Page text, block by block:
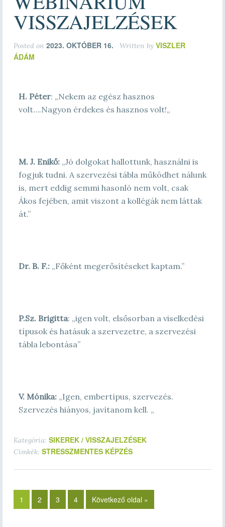
VISSZAJELZÉSEK
Posted on 2023. OKTÓBER 16. Written by VISZLER
ÁDÁM
H. Péter: „Nekem az egész hasznos
volt….Nagyon érdekes és hasznos volt!„
M. J. Enikő:„Jó dolgokat hallottunk, használni is
fogjuk tudni. A szervezési tábla működhet nálunk
is, mert eddig semmi hasonló nem volt, csak
Ákos fejében, amit viszont a kollégák nem láttak
át.”
Dr. B. F.:„Főként megerősítéseket kaptam.”
P.Sz. Brigitta: „igen volt, elsősorban a viselkedési
típusok és hatásuk a szervezetre, a szervezési
tábla lebontása”
V. Mónika:„Igen, embertípus, szervezés.
Szervezés hiányos, javítanom kell. „
Kategória: SIKEREK / VISSZAJELZÉSEK
Címkék: STRESSZMENTES KÉPZÉS
1 2 3 4 Következő oldal »